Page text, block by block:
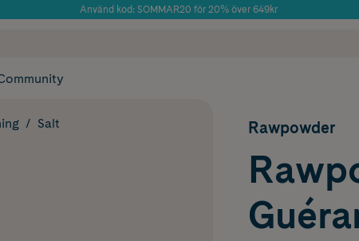
Använd kod: SOMMAR20 för 20% över 649kr
Salt Rawpowder